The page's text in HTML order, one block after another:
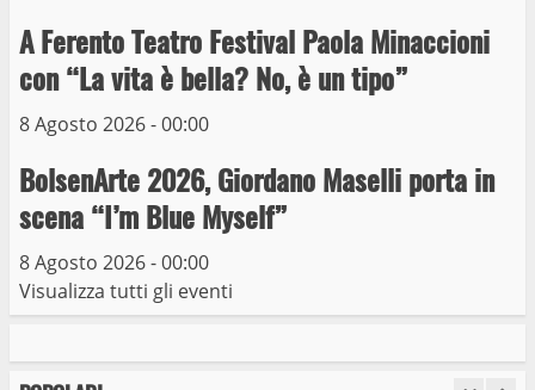
A Ferento Teatro Festival Paola Minaccioni
con “La vita è bella? No, è un tipo”
8 Agosto 2026 - 00:00
BolsenArte 2026, Giordano Maselli porta in
scena “I’m Blue Myself”
8 Agosto 2026 - 00:00
Visualizza tutti gli eventi
6
capolinea al terminal Riello dal 15 al 17
giugno
15 Giugno 2023
Giochi Sportivi Studenteschi di Atletica a
Viterbo
10 Maggio 2023
I Carabinieri arrestano due giovani per
stupefacenti